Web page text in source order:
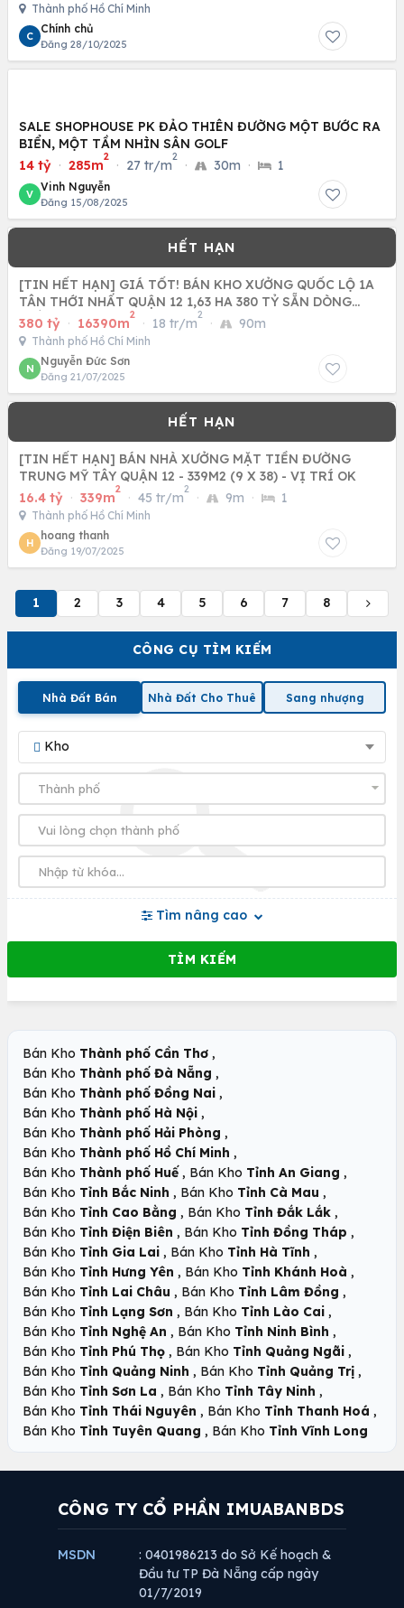
CÔNG CỤ TÌM KIẾM
Nhà Đất Bán Nhà Đất Cho Thuê Sang nhượng
Kho
Tìm nâng cao
Thành phố Hồ Chí Minh
C
Chính chủ
Đăng 28/10/2025
SALE SHOPHOUSE PK ĐẢO THIÊN ĐƯỜNG MỘT BƯỚC RA
BIỂN, MỘT TẦM NHÌN SÂN GOLF
14 tỷ · 285m
2
· 27 tr/m
2
· 30m · 1
V
Vinh Nguyễn
Đăng 15/08/2025
[TIN HẾT HẠN] GIÁ TỐT! BÁN KHO XƯỞNG QUỐC LỘ 1A
TÂN THỚI NHẤT QUẬN 12 1,63 HA 380 TỶ SẴN DÒNG
TIỀN 24 TỶ NĂM
380 tỷ · 16390m
2
· 18 tr/m
2
· 90m
Thành phố Hồ Chí Minh
N
Nguyễn Đức Sơn
Đăng 21/07/2025
[TIN HẾT HẠN] BÁN NHÀ XƯỞNG MẶT TIỀN ĐƯỜNG
TRUNG MỸ TÂY QUẬN 12 - 339M2 (9 X 38) - VỊ TRÍ OK
16.4 tỷ · 339m
2
· 45 tr/m
2
· 9m · 1
Thành phố Hồ Chí Minh
H
hoang thanh
Đăng 19/07/2025
1 2 3 4 5 6 7 8
Bán Kho Thành phố Cần Thơ ,
Bán Kho Thành phố Đà Nẵng ,
Bán Kho Thành phố Đồng Nai ,
Bán Kho Thành phố Hà Nội ,
Bán Kho Thành phố Hải Phòng ,
Bán Kho Thành phố Hồ Chí Minh ,
Bán Kho Thành phố Huế , Bán Kho Tỉnh An Giang ,
Bán Kho Tỉnh Bắc Ninh , Bán Kho Tỉnh Cà Mau ,
Bán Kho Tỉnh Cao Bằng , Bán Kho Tỉnh Đắk Lắk ,
Bán Kho Tỉnh Điện Biên , Bán Kho Tỉnh Đồng Tháp ,
Bán Kho Tỉnh Gia Lai , Bán Kho Tỉnh Hà Tĩnh ,
Bán Kho Tỉnh Hưng Yên , Bán Kho Tỉnh Khánh Hoà ,
Bán Kho Tỉnh Lai Châu , Bán Kho Tỉnh Lâm Đồng ,
Bán Kho Tỉnh Lạng Sơn , Bán Kho Tỉnh Lào Cai ,
Bán Kho Tỉnh Nghệ An , Bán Kho Tỉnh Ninh Bình ,
Bán Kho Tỉnh Phú Thọ , Bán Kho Tỉnh Quảng Ngãi ,
Bán Kho Tỉnh Quảng Ninh , Bán Kho Tỉnh Quảng Trị ,
Bán Kho Tỉnh Sơn La , Bán Kho Tỉnh Tây Ninh ,
Bán Kho Tỉnh Thái Nguyên , Bán Kho Tỉnh Thanh Hoá ,
Bán Kho Tỉnh Tuyên Quang , Bán Kho Tỉnh Vĩnh Long
CÔNG TY CỔ PHẦN IMUABANBDS
MSDN
: 0401986213 do Sở Kế hoạch &
Đầu tư TP Đà Nẵng cấp ngày
01/7/2019